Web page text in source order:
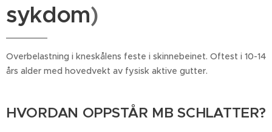
sykdom)
Overbelastning i kneskålens feste i skinnebeinet. Oftest i 10-14
års alder med hovedvekt av fysisk aktive gutter.
HVORDAN OPPSTÅR MB SCHLATTER?